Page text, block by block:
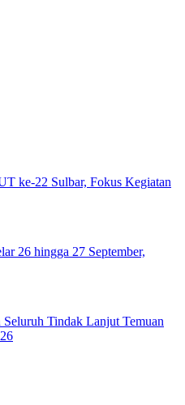
ke-22 Sulbar, Fokus Kegiatan
26 hingga 27 September,
Tindak Lanjut Temuan